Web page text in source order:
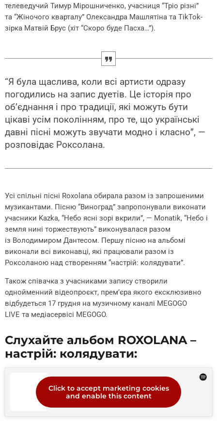
телеведучий Тимур Мірошниченко, учасниця “Тріо різні”
та “Жіночого кварталу” Олександра Машлятіна та TikTok-
зірка Матвій Брус (хіт “Скоро буде Пасха…”).
“Я була щаслива, коли всі артисти одразу
погодились на запис дуетів. Це історія про
об’єднання і про традиції, які можуть бути
цікаві усім поколінням, про те, що українські
давні пісні можуть звучати модно і класно”, —
розповідає Роксолана.
Усі спільні пісні Roxolana обирала разом із запрошеними
музикантами. Пісню “Виноград” запропонували виконати
учасники Kazka, “Небо ясні зорі вкрили”, — Monatik, “Небо і
земля нині торжествують” виконувалася разом
із Володимиром Дантесом. Першу пісню на альбомі
виконали всі виконавці, які працювали разом із
Роксоланою над створенням “настрій: колядувати”.
Також співачка з учасниками запису створили
однойменний відеопроєкт, премʼєра якого ексклюзивно
відбудеться 17 грудня на музичному каналі MEGOGO
LIVE та медіасервісі MEGOGO.
Слухайте альбом ROXOLANA –
настрій: колядувати:
Click to accept marketing cookies
and enable this content